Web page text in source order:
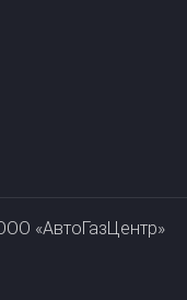
«АвтоГазЦентр»